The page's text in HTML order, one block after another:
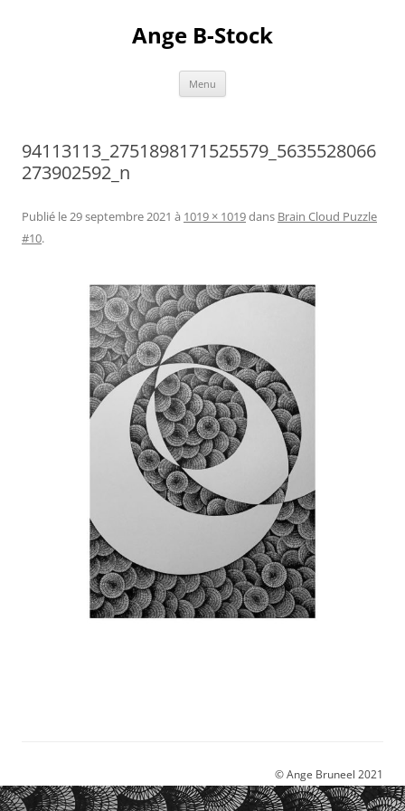
Ange B-Stock
Menu
94113113_2751898171525579_5635528066
273902592_n
Publié le29 septembre 2021 à 1019 × 1019dans Brain Cloud Puzzle
#10.